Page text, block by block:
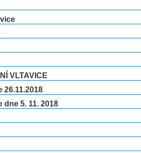
VLTAVICE
26.11.2018
5. 11. 2018